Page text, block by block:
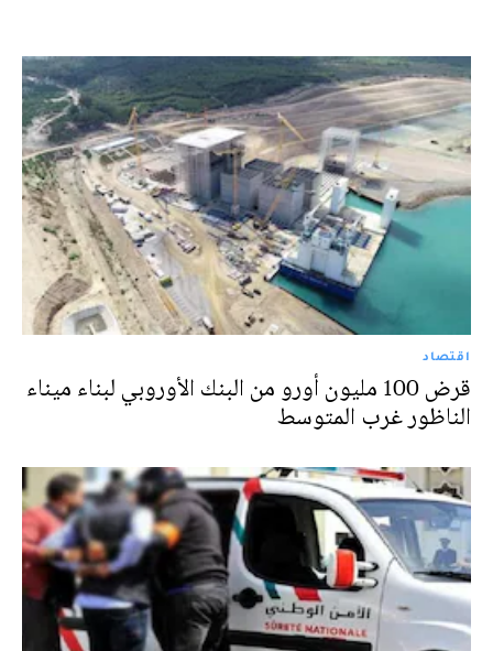
اقتصاد
قرض 100 مليون أورو من البنك الأوروبي لبناء ميناء
الناظور غرب المتوسط